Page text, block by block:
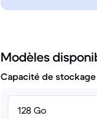
Modèles
Capacité de stockage
128 Go